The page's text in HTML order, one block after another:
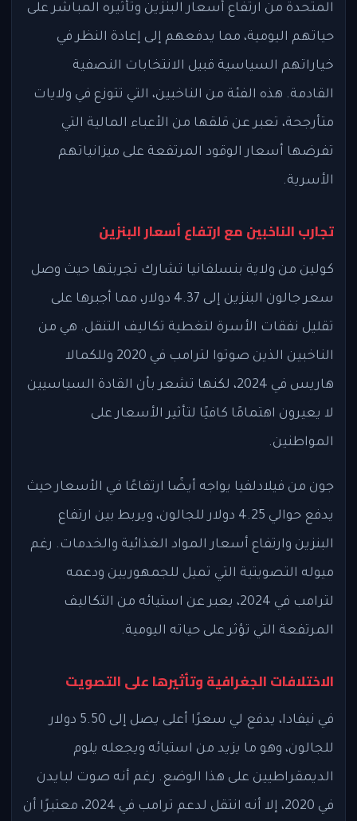
المتحدة من ارتفاع أسعار البنزين وتأثيره المباشر على
حياتهم اليومية، مما يدفعهم إلى إعادة النظر في
خياراتهم السياسية قبيل الانتخابات النصفية
القادمة. هذه الفئة من الناخبين، التي تتوزع في ولايات
متأرجحة، تعبر عن قلقها من الأعباء المالية التي
تفرضها أسعار الوقود المرتفعة على ميزانياتهم
الأسرية.
تجارب الناخبين مع ارتفاع أسعار البنزين
كولين من ولاية بنسلفانيا تشارك تجربتها حيث وصل
سعر جالون البنزين إلى 4.37 دولار، مما أجبرها على
تقليل نفقات الأسرة لتغطية تكاليف التنقل. هي من
الناخبين الذين صوتوا لترامب في 2020 وللكمالا
هاريس في 2024، لكنها تشعر بأن القادة السياسيين
لا يعيرون اهتمامًا كافيًا لتأثير الأسعار على
المواطنين.
جون من فيلادلفيا يواجه أيضًا ارتفاعًا في الأسعار حيث
يدفع حوالي 4.25 دولار للجالون، ويربط بين ارتفاع
البنزين وارتفاع أسعار المواد الغذائية والخدمات. رغم
ميوله التصويتية التي تميل للجمهوريين ودعمه
لترامب في 2024، يعبر عن استيائه من التكاليف
المرتفعة التي تؤثر على حياته اليومية.
الاختلافات الجغرافية وتأثيرها على التصويت
في نيفادا، يدفع لي سعرًا أعلى يصل إلى 5.50 دولار
للجالون، وهو ما يزيد من استيائه ويجعله يلوم
الديمقراطيين على هذا الوضع. رغم أنه صوت لبايدن
في 2020، إلا أنه انتقل لدعم ترامب في 2024، معتبرًا أن